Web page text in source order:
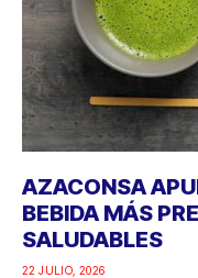
AZACONSA
BEBIDA MÁS
SALUDABLES
22 JULIO, 2026